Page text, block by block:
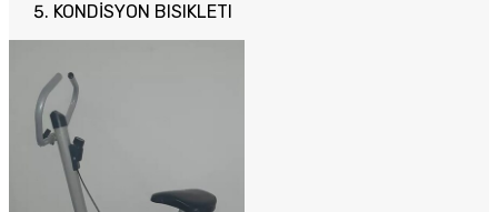
KONDİSYON BISIKLETI